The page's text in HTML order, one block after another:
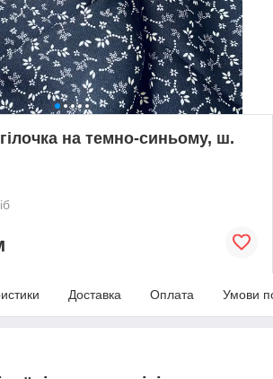
на темно-синьому, ш.
Доставка Оплата Умови